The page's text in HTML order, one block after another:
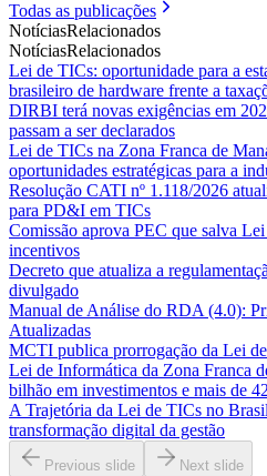
Todas as publicações
NotíciasRelacionados
NotíciasRelacionados
Lei de TICs: oportunidade para a
brasileiro de hardware frente a
DIRBI terá novas exigências em
passam a ser declarados
Lei de TICs na Zona Franca de
oportunidades estratégicas para a
Resolução CATI nº 1.118/2026
para PD&I em TICs
Comissão aprova PEC que salva
incentivos
Decreto que atualiza a
divulgado
Manual de Análise do RDA (4.0):
Atualizadas
MCTI publica prorrogação da Lei
Lei de Informática da Zona Franca
bilhão em investimentos e mais de
A Trajetória da Lei de TICs no
transformação digital da gestão
Previous slide Next slide